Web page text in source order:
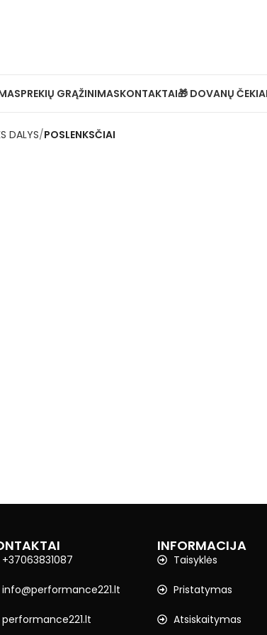
PREKIŲ GRĄŽINIMASKONTAKTAI🎁 DOVANŲ ČEKIAI
DALYS POSLENKSČIAI
+37063831087
info@performance221.lt
performance221.lt
INFORMACIJA
Taisyklės
Pristatymas
Atsiskaitymas